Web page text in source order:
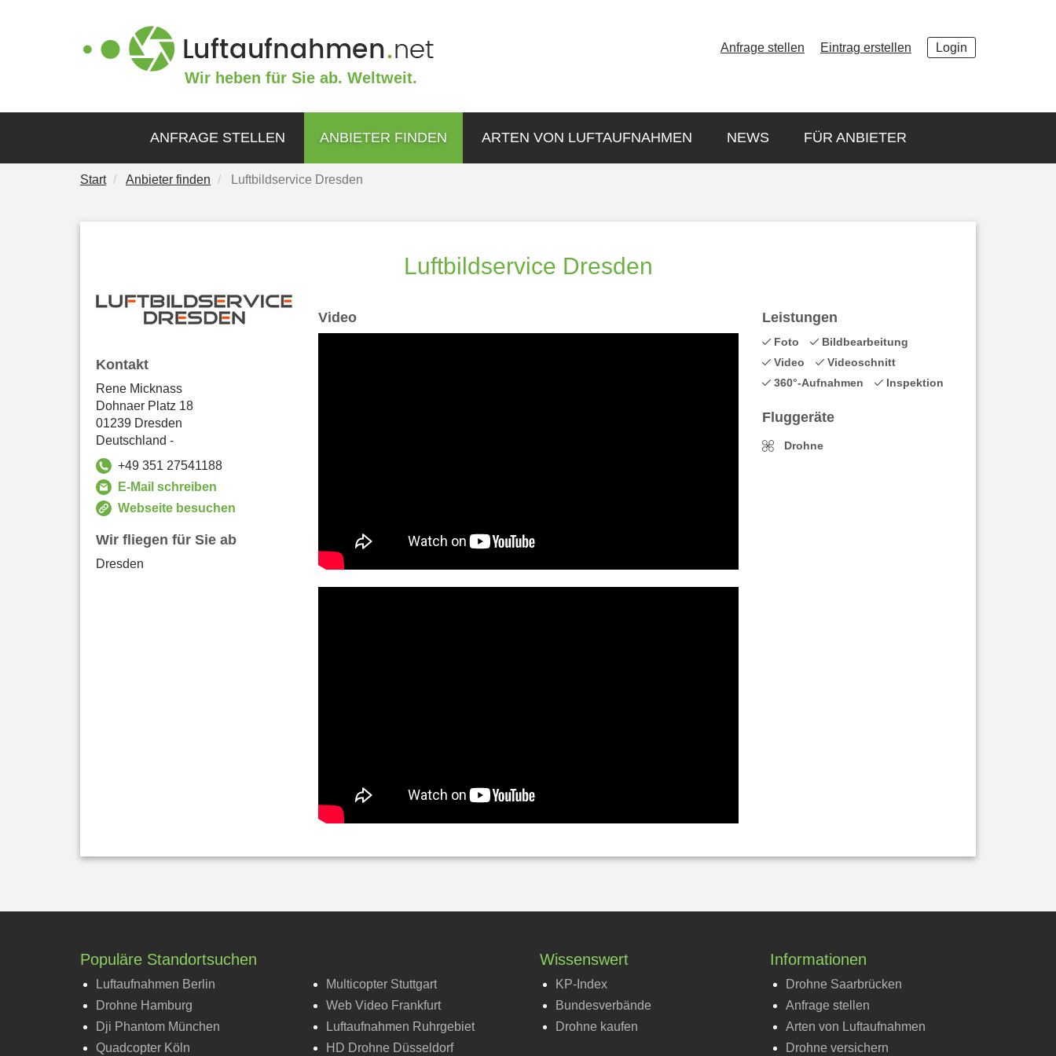
Wir heben für Sie ab. Weltweit.
Anfrage stellen Eintrag erstellen Login
ANFRAGE STELLEN ANBIETER FINDEN ARTEN VON LUFTAUFNAHMEN NEWS FÜR ANBIETER
Start Anbieter finden Luftbildservice Dresden
Luftbildservice Dresden
Kontakt
Rene Micknass
Dohnaer Platz 18
01239 Dresden
Deutschland -
+49 351 27541188
E-Mail schreiben
Webseite besuchen
Wir fliegen für Sie ab
Dresden
Video Leistungen
Foto
Bildbearbeitung
Video
Videoschnitt
360°-Aufnahmen
Inspektion
Fluggeräte
Drohne
Populäre Standortsuchen
Luftaufnahmen Berlin
Drohne Hamburg
Dji Phantom München
Quadcopter Köln
Multicopter Stuttgart
Web Video Frankfurt
Luftaufnahmen Ruhrgebiet
HD Drohne Düsseldorf
Wissenswert
KP-Index
Bundesverbände
Drohne kaufen
Informationen
Drohne Saarbrücken
Anfrage stellen
Arten von Luftaufnahmen
Drohne versichern
ANFRAGE
STELLEN
FINDEN